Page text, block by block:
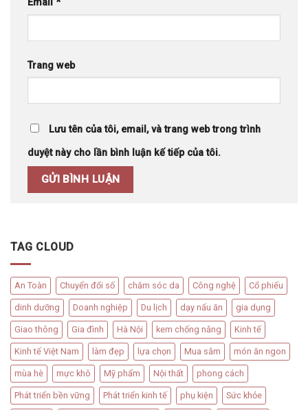
Email *
Trang web
Lưu tên của tôi, email, và trang web trong trình
duyệt này cho lần bình luận kế tiếp của tôi.
TAG CLOUD
An Toàn Chuyển đổi số chăm sóc da Công nghệ Cổ phiếu
dinh dưỡng Doanh nghiệp Du lịch dạy nấu ăn gia dụng
Giao thông Gia đình Hà Nội kem chống nắng Kinh tế
Kinh tế Việt Nam làm đẹp lựa chọn Mua sắm món ăn ngon
mùa hè mực khô Mỹ phẩm Nội thất phong cách
Phát triển bền vững Phát triển kinh tế phụ kiện Sức khỏe